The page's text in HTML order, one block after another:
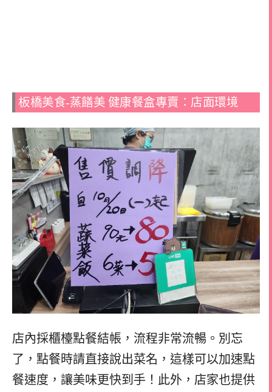
板橋美食-蒸饍美 ️健康餐盒專賣：店面環境
店內採櫃檯點餐結帳，流程非常流暢。別忘
了，點餐時請直接說出菜名，這樣可以加速點
餐速度，讓美味更快到手！此外，店家也提供